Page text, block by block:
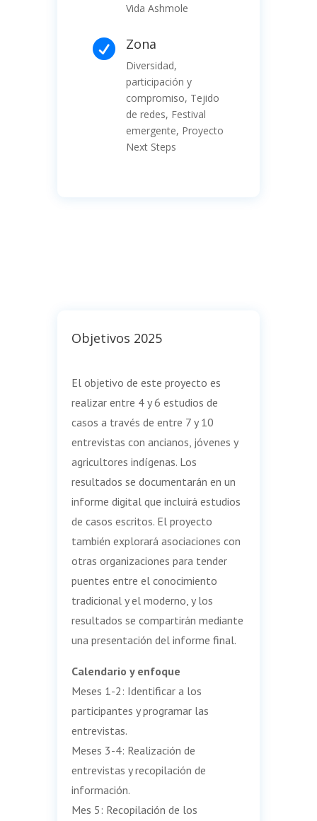
Vida Ashmole
 Zona
Diversidad,
participación y
compromiso, Tejido
de redes, Festival
emergente, Proyecto
Next Steps
Objetivos 2025
El objetivo de este proyecto es
realizar entre 4 y 6 estudios de
casos a través de entre 7 y 10
entrevistas con ancianos, jóvenes y
agricultores indígenas. Los
resultados se documentarán en un
informe digital que incluirá estudios
de casos escritos. El proyecto
también explorará asociaciones con
otras organizaciones para tender
puentes entre el conocimiento
tradicional y el moderno, y los
resultados se compartirán mediante
una presentación del informe final.
Calendario y enfoque
Meses 1-2: Identificar a los
participantes y programar las
entrevistas.
Meses 3-4: Realización de
entrevistas y recopilación de
información.
Mes 5: Recopilación de los